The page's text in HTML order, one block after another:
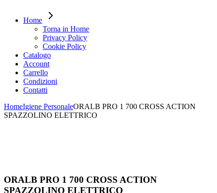
Home
Torna in Home
Privacy Policy
Cookie Policy
Catalogo
Account
Carrello
Condizioni
Contatti
HomeIgiene PersonaleORALB PRO 1 700 CROSS ACTION
SPAZZOLINO ELETTRICO
ORALB PRO 1 700 CROSS ACTION
SPAZZOLINO ELETTRICO